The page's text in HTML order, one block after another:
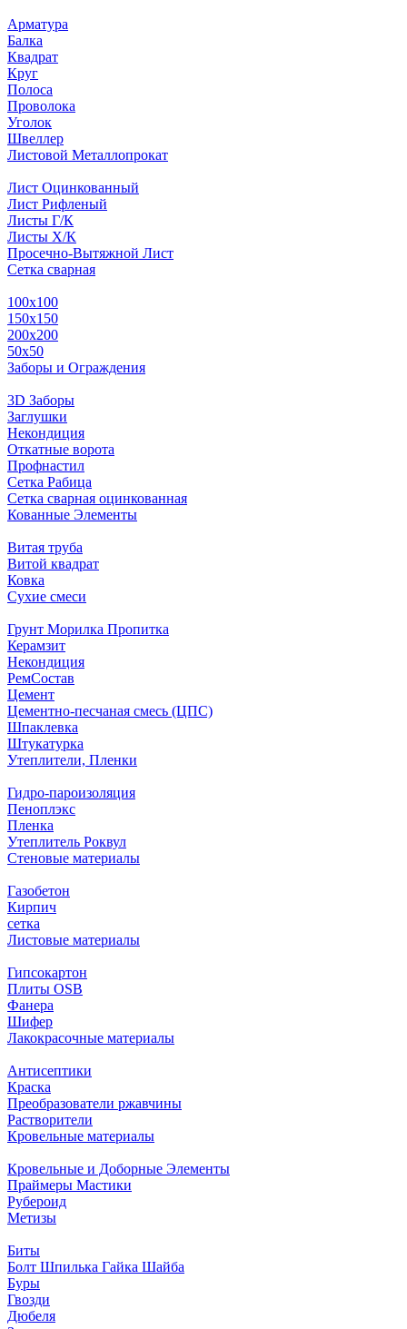
Арматура
Балка
Квадрат
Круг
Полоса
Проволока
Уголок
Швеллер
Листовой Металлопрокат
Лист Оцинкованный
Лист Рифленый
Листы Г/К
Листы Х/К
Просечно-Вытяжной Лист
Сетка сварная
100х100
150х150
200х200
50х50
Заборы и Ограждения
3D Заборы
Заглушки
Некондиция
Откатные ворота
Профнастил
Сетка Рабица
Сетка сварная оцинкованная
Кованные Элементы
Витая труба
Витой квадрат
Ковка
Сухие смеси
Грунт Морилка Пропитка
Керамзит
Некондиция
РемСостав
Цемент
Цементно-песчаная смесь (ЦПС)
Шпаклевка
Штукатурка
Утеплители, Пленки
Гидро-пароизоляция
Пеноплэкс
Пленка
Утеплитель Роквул
Стеновые материалы
Газобетон
Кирпич
сетка
Листовые материалы
Гипсокартон
Плиты ОSB
Фанера
Шифер
Лакокрасочные материалы
Антисептики
Краска
Преобразователи ржавчины
Растворители
Кровельные материалы
Кровельные и Доборные Элементы
Праймеры Мастики
Рубероид
Метизы
Биты
Болт Шпилька Гайка Шайба
Буры
Гвозди
Дюбеля